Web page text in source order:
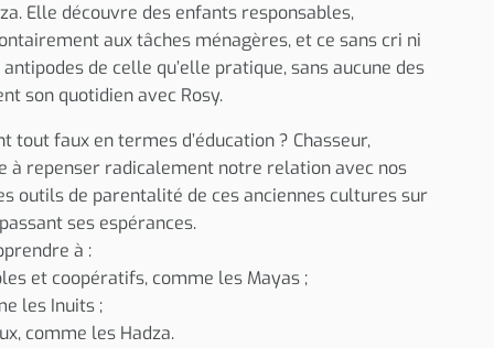
Elle découvre des enfants responsables,
aux tâches ménagères, et ce sans cri ni
de celle qu’elle pratique, sans aucune des
son quotidien avec Rosy.
tout faux en termes d’éducation ? Chasseur,
à repenser radicalement notre relation avec nos
outils de parentalité de ces anciennes cultures sur
ses espérances.
à :
et coopératifs, comme les Mayas ;
les Inuits ;
comme les Hadza.